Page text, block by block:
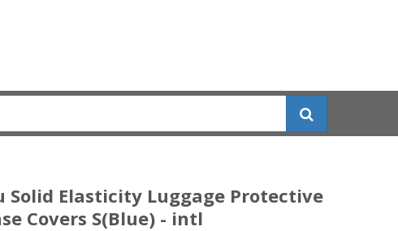
Solid Elasticity Luggage Protective
Covers S(Blue) - intl